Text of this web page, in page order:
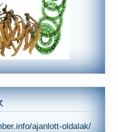
ajanlott-oldalak/